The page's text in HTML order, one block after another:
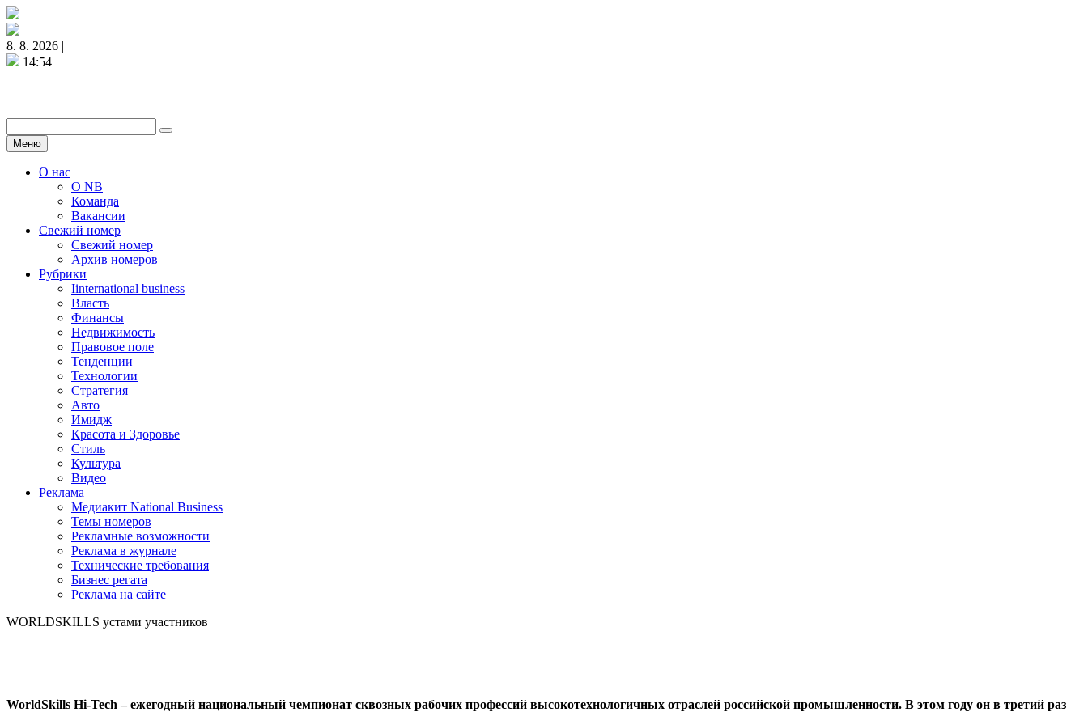
8. 8. 2026 |
14:54|
Меню
О нас
О NB
Команда
Вакансии
Свежий номер
Свежий номер
Архив номеров
Рубрики
Iinternational business
Власть
Финансы
Недвижимость
Правовое поле
Тенденции
Технологии
Стратегия
Авто
Имидж
Красота и Здоровье
Стиль
Культура
Видео
Реклама
Медиакит National Business
Темы номеров
Рекламные возможности
Реклама в журнале
Технические требования
Бизнес регата
Реклама на сайте
WORLDSKILLS устами участников
WorldSkills Hi-Tech – ежегодный национальный чемпионат сквозных рабочих профессий высокотехнологичных отраслей российской промышленности. В этом году он в третий раз